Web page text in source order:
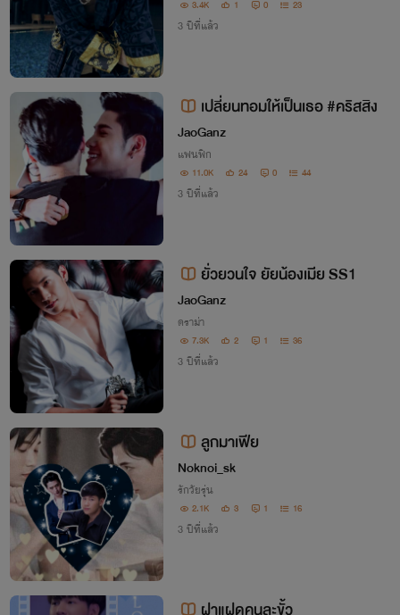
3.4K 1 0 23
3 ปีที่แล้ว
เปลี่ยนทอมให้เป็นเธอ #คริสสิง
JaoGanz
แฟนฟิก
11.0K 24 0 44
3 ปีที่แล้ว
ยั่วยวนใจ​ ยัยน้องเมีย SS1
JaoGanz
ดราม่า
7.3K 2 1 36
3 ปีที่แล้ว
ลูกมาเฟีย
Noknoi_sk
รักวัยรุ่น
2.1K 3 1 16
3 ปีที่แล้ว